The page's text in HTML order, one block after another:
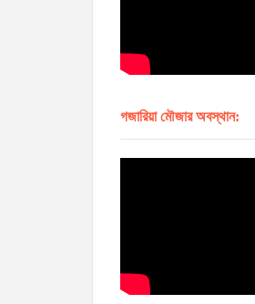
গজারিয়া মৌজার অবস্থান: